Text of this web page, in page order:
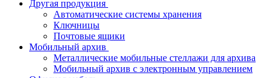
Другая продукция
Автоматические системы хранения
Ключницы
Почтовые ящики
Мобильный архив
Металлические мобильные стеллажи для архива
Мобильный архив с электронным управлением